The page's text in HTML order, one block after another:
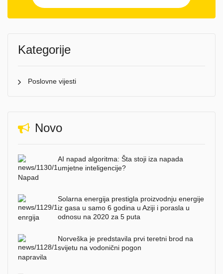
Kategorije
Poslovne vijesti
Novo
AI napad algoritma: Šta stoji iza napada
umjetne inteligencije?
Solarna energija prestigla proizvodnju energije
iz gasa u samo 6 godina u Aziji i porasla u
odnosu na 2020 za 5 puta
Norveška je predstavila prvi teretni brod na
svijetu na vodonični pogon